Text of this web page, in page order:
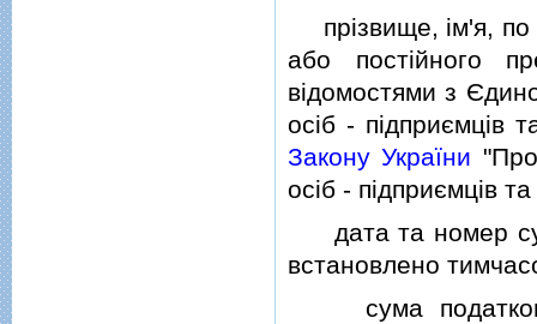
прiзвище, iм'я, по
або постiйного
вiдомостями з
осiб - пiдприємцiв
Закону України
осiб - пiдприємцiв
дата та номер
встановлено
сума